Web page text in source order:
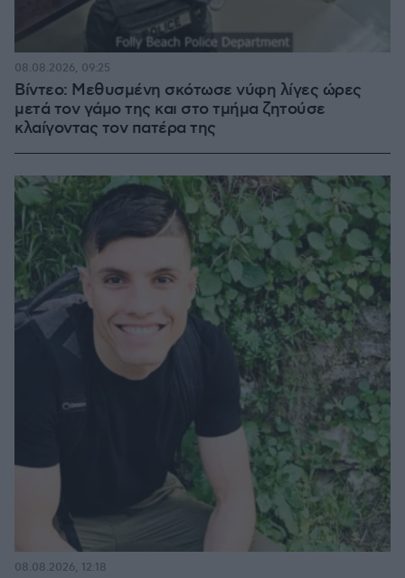
Βίντεο: Μεθυσμένη σκότωσε νύφη λίγες ώρες
μετά τον γάμο της και στο τμήμα ζητούσε
κλαίγοντας τον πατέρα της
08.08.2026, 09:25
08.08.2026, 12:18